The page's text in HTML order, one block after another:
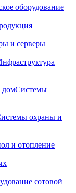
оборудование
и серверы
Системы
охраны и
и отопление
сотовой